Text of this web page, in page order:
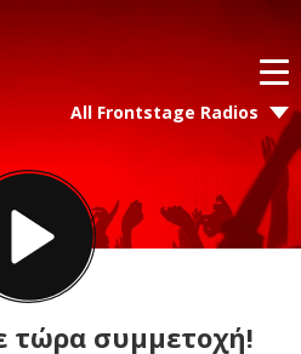
All Frontstage Radios
τώρα συμμετοχή!